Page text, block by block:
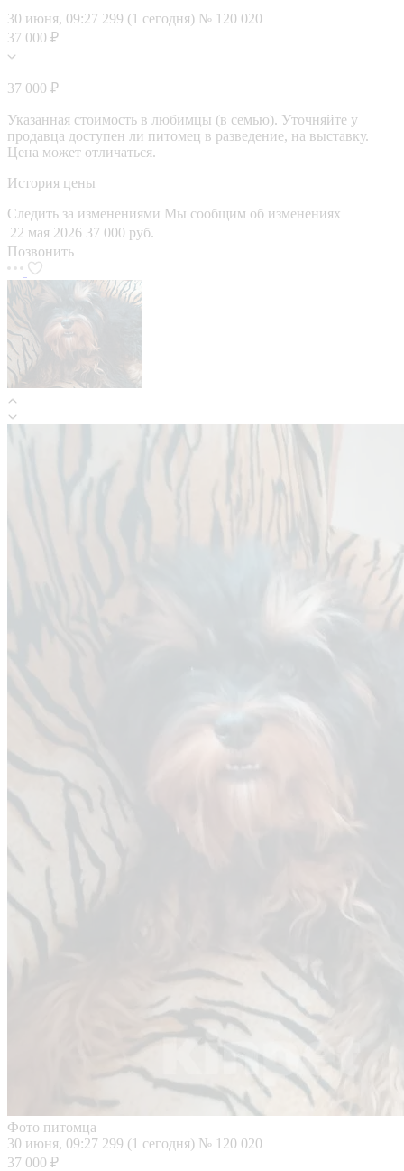
30 июня, 09:27 299 (1 сегодня) № 120 020
37 000 ₽
37 000 ₽
Указанная стоимость в любимцы (в семью). Уточняйте у
продавца доступен ли питомец в разведение, на выставку.
Цена может отличаться.
История цены
Следить за изменениями Мы сообщим об изменениях
22 мая 2026 37 000 руб.
Позвонить
Фото питомца
30 июня, 09:27 299 (1 сегодня) № 120 020
37 000 ₽